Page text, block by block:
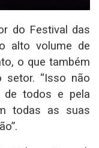
do Festival das
alto volume de
o que também
setor. “Isso não
de todos e pela
todas as suas